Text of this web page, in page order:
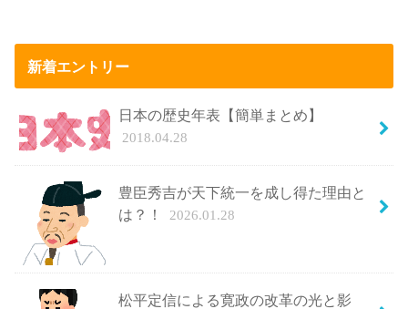
新着エントリー
日本の歴史年表【簡単まとめ】
2018.04.28
豊臣秀吉が天下統一を成し得た理由と
は？！
2026.01.28
松平定信による寛政の改革の光と影